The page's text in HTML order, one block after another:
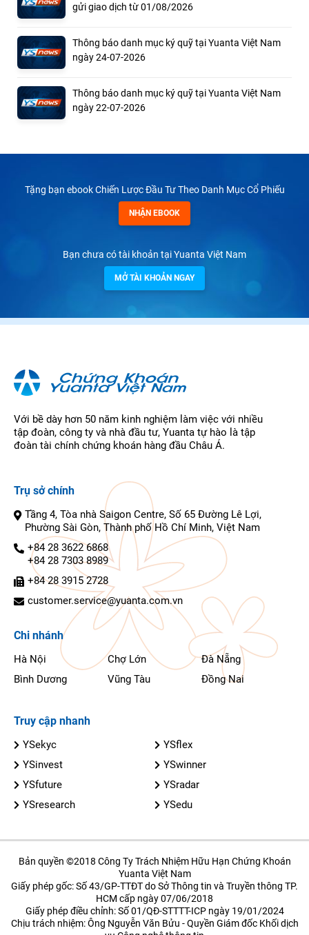
gửi giao dịch từ 01/08/2026
Thông báo danh mục ký quỹ tại Yuanta Việt Nam
ngày 24-07-2026
Thông báo danh mục ký quỹ tại Yuanta Việt Nam
ngày 22-07-2026
Tặng bạn ebook Chiến Lược Đầu Tư Theo Danh Mục Cổ Phiếu
NHẬN EBOOK
Bạn chưa có tài khoản tại Yuanta Việt Nam
MỞ TÀI KHOẢN NGAY
Với bề dày hơn 50 năm kinh nghiệm làm việc với nhiều
tập đoàn, công ty và nhà đầu tư, Yuanta tự hào là tập
đoàn tài chính chứng khoán hàng đầu Châu Á.
Trụ sở chính
Tầng 4, Tòa nhà Saigon Centre, Số 65 Đường Lê Lợi,
Phường Sài Gòn, Thành phố Hồ Chí Minh, Việt Nam
+84 28 3622 6868
+84 28 7303 8989
+84 28 3915 2728
customer.service@yuanta.com.vn
Chi nhánh
Hà Nội Chợ Lớn
Đà Nẵng
Bình Dương
Vũng Tàu Đồng Nai
Truy cập nhanh
YSekyc
YSflex
YSinvest
YSwinner
YSfuture
YSradar
YSresearch
YSedu
Bản quyền ©2018 Công Ty Trách Nhiệm Hữu Hạn Chứng Khoán
Yuanta Việt Nam
Giấy phép gốc: Số 43/GP-TTĐT do Sở Thông tin và Truyền thông TP.
HCM cấp ngày 07/06/2018
Giấy phép điều chỉnh: Số 01/QĐ-STTTT-ICP ngày 19/01/2024
Chịu trách nhiệm: Ông Nguyễn Văn Bửu - Quyền Giám đốc Khối dịch